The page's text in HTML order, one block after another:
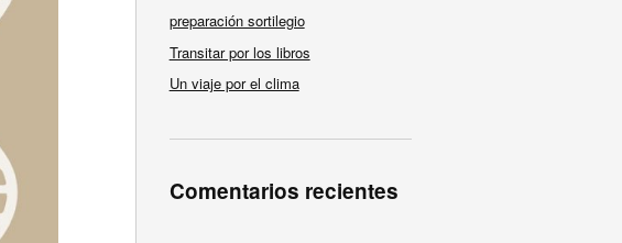
preparación sortilegio
Transitar por los libros
Un viaje por el clima
Comentarios recientes